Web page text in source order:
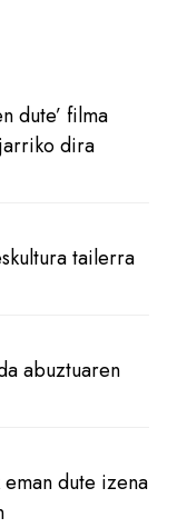
dute’ filma
dira
tailerra
abuztuaren
dute izena